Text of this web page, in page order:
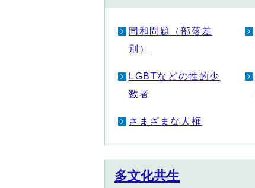
同和問題（部落差
別）
LGBTなどの性的少
数者
さまざまな人権
多文化共生